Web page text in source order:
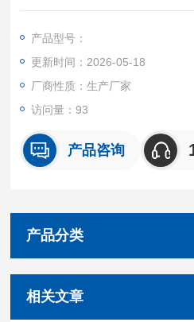
血清、血浆或其他相关生物液体。
可检测样本中的：Chicken
白无明显交叉反应
重复性
批内，批间差均<10%。
见说明书
产品型号：
更新时间：2026-05-18
厂商性质：生产厂家
访问量：93
产品咨询
产品分类
相关文章